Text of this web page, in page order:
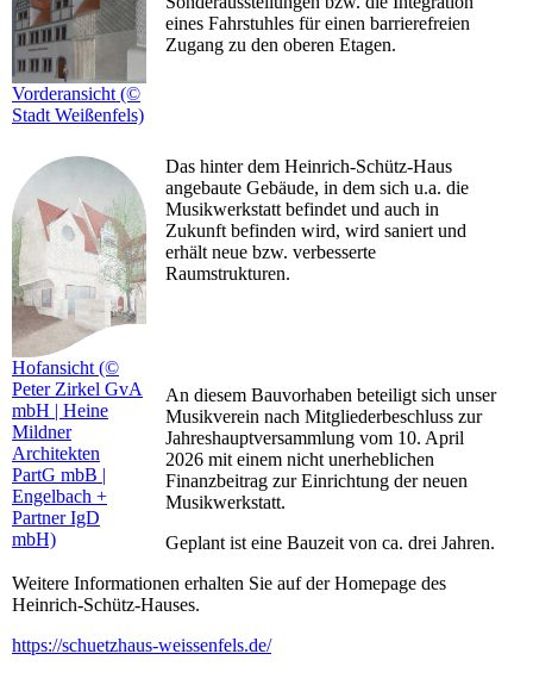
Vorderansicht (©
Stadt Weißenfels)
eines Fahrstuhles für einen barrierefreien
Zugang zu den oberen Etagen.
Hofansicht (©
Peter Zirkel GvA
mbH | Heine
Mildner
Architekten
PartG mbB |
Engelbach +
Partner IgD
mbH)
Das hinter dem Heinrich-Schütz-Haus
angebaute Gebäude, in dem sich u.a. die
Musikwerkstatt befindet und auch in
Zukunft befinden wird, wird saniert und
erhält neue bzw. verbesserte
Raumstrukturen.
An diesem Bauvorhaben beteiligt sich unser
Musikverein nach Mitgliederbeschluss zur
Jahreshauptversammlung vom 10. April
2026 mit einem nicht unerheblichen
Finanzbeitrag zur Einrichtung der neuen
Musikwerkstatt.
Geplant ist eine Bauzeit von ca. drei Jahren.
Weitere Informationen erhalten Sie auf der Homepage des
Heinrich-Schütz-Hauses.
https://schuetzhaus-weissenfels.de/